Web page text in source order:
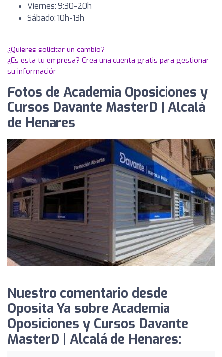
Viernes: 9:30-20h
Sábado: 10h-13h
¿Quieres solicitar un cambio?
¿Es esta tu empresa? Crea una cuenta gratis para gestionar
su información
Fotos de Academia Oposiciones y
Cursos Davante MasterD | Alcalá
de Henares
Nuestro comentario desde
Oposita Ya sobre Academia
Oposiciones y Cursos Davante
MasterD | Alcalá de Henares: